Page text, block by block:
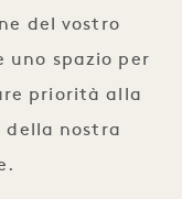
del vostro
uno spazio per
priorità alla
della nostra